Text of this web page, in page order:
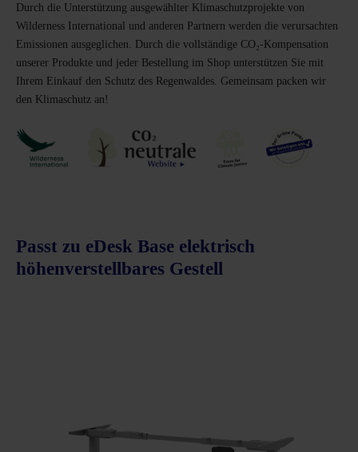
Durch die Unterstützung ausgewählter Klimaschutzprojekte von
Wilderness International und anderen Partnern werden die verursachten
Emissionen ausgeglichen. Durch die vollständige CO₂-Kompensation
unserer Produkte und jeder Bestellung im Shop unterstützen Sie mit
Ihrem Einkauf den Schutz des Regenwaldes. Gemeinsam packen wir
den Klimaschutz an!
Passt zu eDesk Base elektrisch
höhenverstellbares Gestell